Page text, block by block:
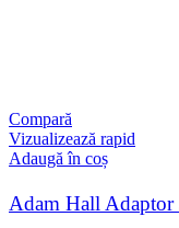
Compară
Vizualizează rapid
Adaugă în coș
Adam Hall Adaptor